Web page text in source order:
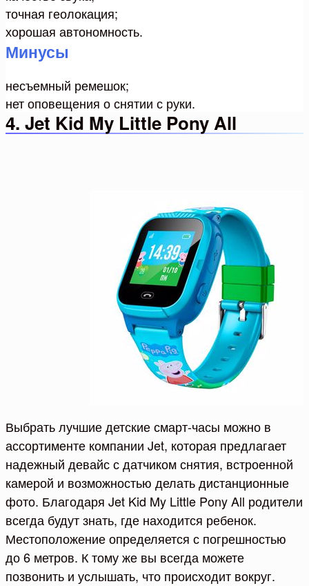
точная геолокация;
хорошая автономность.
Минусы
несъемный ремешок;
нет оповещения о снятии с руки.
4. Jet Kid My Little Pony All
Выбрать лучшие детские смарт-часы можно в
ассортименте компании Jet, которая предлагает
надежный девайс с датчиком снятия, встроенной
камерой и возможностью делать дистанционные
фото. Благодаря Jet Kid My Little Pony All родители
всегда будут знать, где находится ребенок.
Местоположение определяется с погрешностью
до 6 метров. К тому же вы всегда можете
позвонить и услышать, что происходит вокруг.